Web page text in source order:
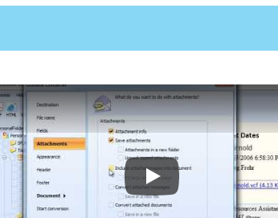
Total Outlook Converter